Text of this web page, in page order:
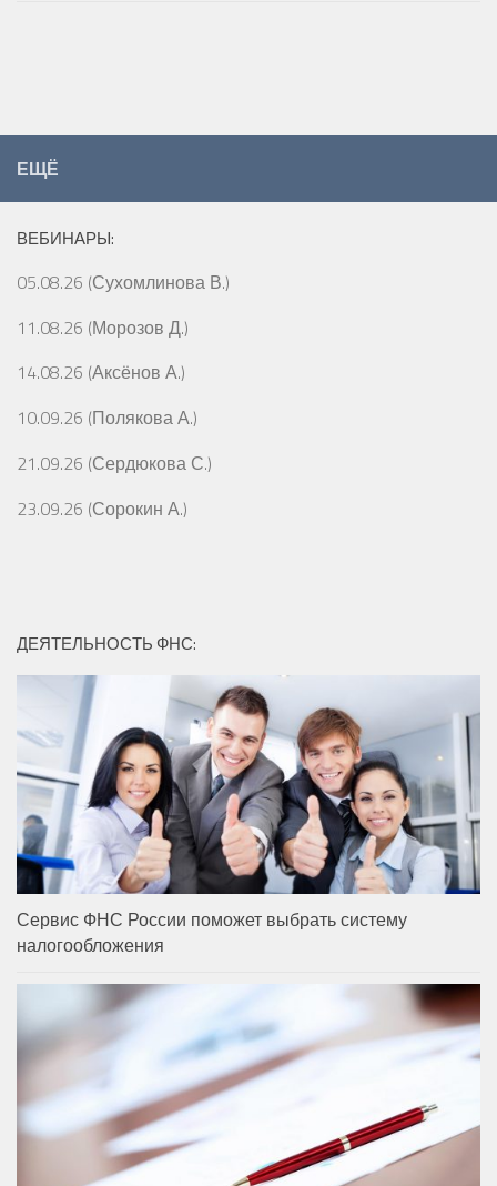
ЕЩЁ
ВЕБИНАРЫ:
05.08.26 (Сухомлинова В.)
11.08.26 (Морозов Д.)
14.08.26 (Аксёнов А.)
10.09.26 (Полякова А.)
21.09.26 (Сердюкова С.)
23.09.26 (Сорокин А.)
ДЕЯТЕЛЬНОСТЬ ФНС:
Сервис ФНС России поможет выбрать систему
налогообложения